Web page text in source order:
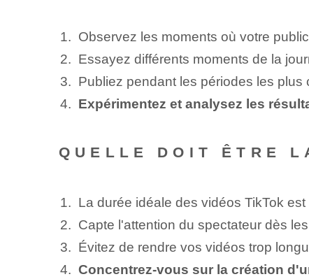
Observez les moments où votre
Essayez différents moments de la
Publiez pendant les périodes les
Expérimentez et analysez les
QUELLE DOIT ÊTRE
La durée idéale des vidéos TikTok
Capte l'attention du spectateur dès
Évitez de rendre vos vidéos trop
Concentrez-vous sur la création